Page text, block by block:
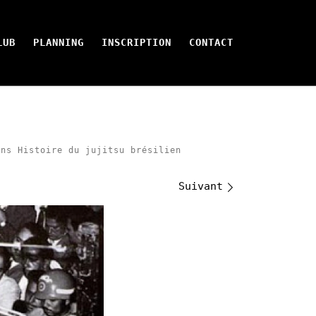
PLANNING INSCRIPTION CONTACT
Histoire du jujitsu brésilien
Suivant